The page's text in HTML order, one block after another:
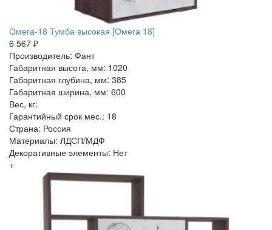
Омега-18 Тумба высокая [Омега 18]
6 567 ₽
Производитель: Фант
Габаритная высота, мм: 1020
Габаритная глубина, мм: 385
Габаритная ширина, мм: 600
Вес, кг:
Гарантийный срок мес.: 18
Страна: Россия
Материалы: ЛДСП/МДФ
Декоративные элементы: Нет
+